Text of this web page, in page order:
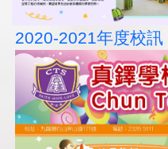
2020-2021年度校訊